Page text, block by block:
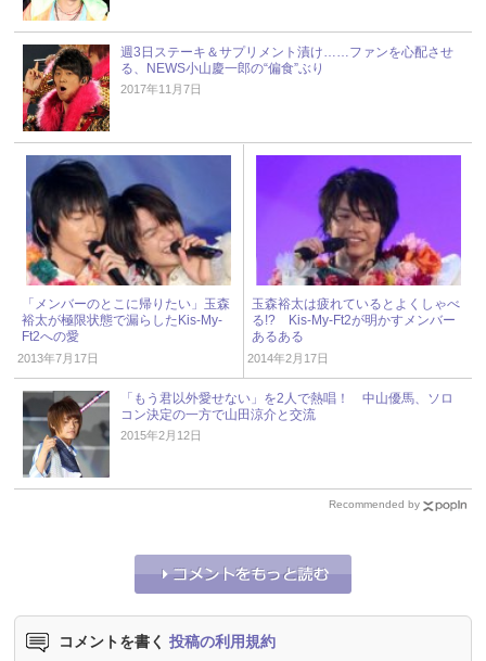
週3日ステーキ＆サプリメント漬け……ファンを心配させ
る、NEWS小山慶一郎の“偏食”ぶり
2017年11月7日
「メンバーのとこに帰りたい」玉森
裕太が極限状態で漏らしたKis‐My‐
Ft2への愛
2013年7月17日
玉森裕太は疲れているとよくしゃべ
る!? Kis-My-Ft2が明かすメンバー
あるある
2014年2月17日
「もう君以外愛せない」を2人で熱唱！ 中山優馬、ソロ
コン決定の一方で山田涼介と交流
2015年2月12日
Recommended by
コメントを書く 投稿の利用規約